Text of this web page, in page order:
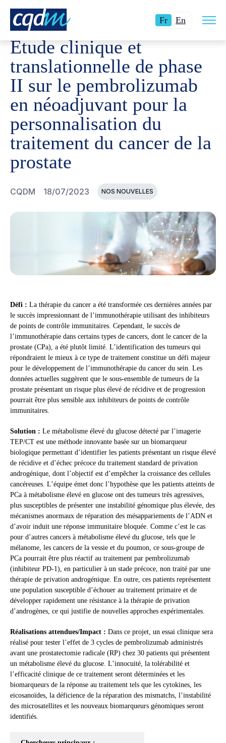
FrLangue
En Switchla
site
CQDM NOUVELLES ET ÉVÉNEMENTS ÉTUDE
Étude clinique et
translationnelle de phase
II sur le pembrolizumab
en néoadjuvant pour la
personnalisation du
traitement du cancer de la
prostate
CQDM 18/07/2023 NOS NOUVELLES
Défi : La thérapie du cancer a été transformée ces dernières années par
le succès impressionnant de l’immunothérapie utilisant des inhibiteurs
de points de contrôle immunitaires. Cependant, le succès de
l’immunothérapie dans certains types de cancers, dont le cancer de la
prostate (CPa), a été plutôt limité. L’identification des tumeurs qui
répondraient le mieux à ce type de traitement constitue un défi majeur
pour le développement de l’immunothérapie du cancer du sein. Les
données actuelles suggèrent que le sous-ensemble de tumeurs de la
prostate présentant un risque plus élevé de récidive et de progression
pourrait être plus sensible aux inhibiteurs de points de contrôle
immunitaires.
Solution : Le métabolisme élevé du glucose détecté par l’imagerie
TEP/CT est une méthode innovante basée sur un biomarqueur
biologique permettant d’identifier les patients présentant un risque élevé
de récidive et d’échec précoce du traitement standard de privation
androgénique, dont l’objectif est d’empêcher la croissance des cellules
cancéreuses. L’équipe émet donc l’hypothèse que les patients atteints de
PCa à métabolisme élevé en glucose ont des tumeurs très agressives,
plus susceptibles de présenter une instabilité génomique plus élevée, des
mécanismes anormaux de réparation des mésappariements de l’ADN et
d’avoir induit une réponse immunitaire bloquée. Comme c’est le cas
pour d’autres cancers à métabolisme élevé du glucose, tels que le
mélanome, les cancers de la vessie et du poumon, ce sous-groupe de
PCa pourrait être plus réactif au traitement par pembrolizumab
(inhibiteur PD-1), en particulier à un stade précoce, non traité par une
thérapie de privation androgénique. En outre, ces patients représentent
une population susceptible d’échouer au traitement primaire et de
développer rapidement une résistance à la thérapie de privation
d’androgènes, ce qui justifie de nouvelles approches expérimentales.
Réalisations attendues/Impact : Dans ce projet, un essai clinique sera
réalisé pour tester l’effet de 3 cycles de pembrolizumab administrés
avant une prostatectomie radicale (RP) chez 30 patients qui présentent
un métabolisme élevé du glucose. L’innocuité, la tolérabilité et
l’efficacité clinique de ce traitement seront déterminées et les
biomarqueurs de la réponse au traitement tels que les cytokines, les
eicosanoïdes, la déficience de la réparation des mismatchs, l’instabilité
des microsatellites et les nouveaux biomarqueurs génomiques seront
identifiés.